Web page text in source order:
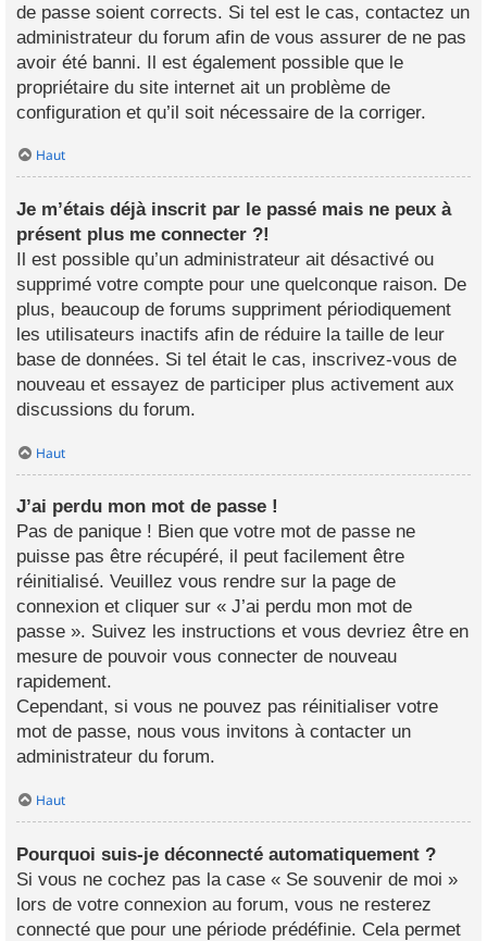
de passe soient corrects. Si tel est le cas, contactez un
administrateur du forum afin de vous assurer de ne pas
avoir été banni. Il est également possible que le
propriétaire du site internet ait un problème de
configuration et qu’il soit nécessaire de la corriger.
Haut
Je m’étais déjà inscrit par le passé mais ne peux à
présent plus me connecter ?!
Il est possible qu’un administrateur ait désactivé ou
supprimé votre compte pour une quelconque raison. De
plus, beaucoup de forums suppriment périodiquement
les utilisateurs inactifs afin de réduire la taille de leur
base de données. Si tel était le cas, inscrivez-vous de
nouveau et essayez de participer plus activement aux
discussions du forum.
Haut
J’ai perdu mon mot de passe !
Pas de panique ! Bien que votre mot de passe ne
puisse pas être récupéré, il peut facilement être
réinitialisé. Veuillez vous rendre sur la page de
connexion et cliquer sur « J’ai perdu mon mot de
passe ». Suivez les instructions et vous devriez être en
mesure de pouvoir vous connecter de nouveau
rapidement.
Cependant, si vous ne pouvez pas réinitialiser votre
mot de passe, nous vous invitons à contacter un
administrateur du forum.
Haut
Pourquoi suis-je déconnecté automatiquement ?
Si vous ne cochez pas la case « Se souvenir de moi »
lors de votre connexion au forum, vous ne resterez
connecté que pour une période prédéfinie. Cela permet